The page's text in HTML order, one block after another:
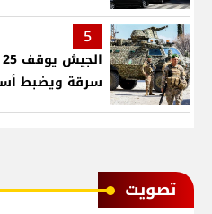
5
سرقة ويضبط
ﺗﺼﻮﻳﺖ